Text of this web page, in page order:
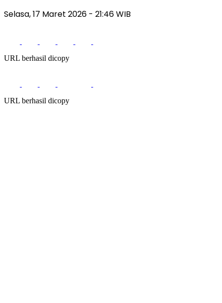
Selasa, 17 Maret 2026 - 21:46 WIB
URL berhasil dicopy
URL berhasil dicopy